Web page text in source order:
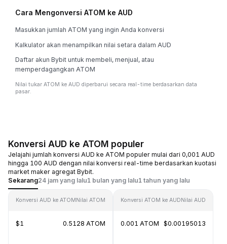
Cara Mengonversi ATOM ke AUD
Masukkan jumlah ATOM yang ingin Anda konversi
Kalkulator akan menampilkan nilai setara dalam AUD
Daftar akun Bybit untuk membeli, menjual, atau
memperdagangkan ATOM
Nilai tukar ATOM ke AUD diperbarui secara real-time berdasarkan data
pasar.
Konversi AUD ke ATOM populer
Jelajahi jumlah konversi AUD ke ATOM populer mulai dari 0,001 AUD
hingga 100 AUD dengan nilai konversi real-time berdasarkan kuotasi
market maker agregat Bybit.
Sekarang24 jam yang lalu1 bulan yang lalu1 tahun yang lalu
Konversi AUD ke ATOMNilai ATOM
$1 0.5128 ATOM
Konversi ATOM ke AUDNilai AUD
0.001 ATOM $0.00195013